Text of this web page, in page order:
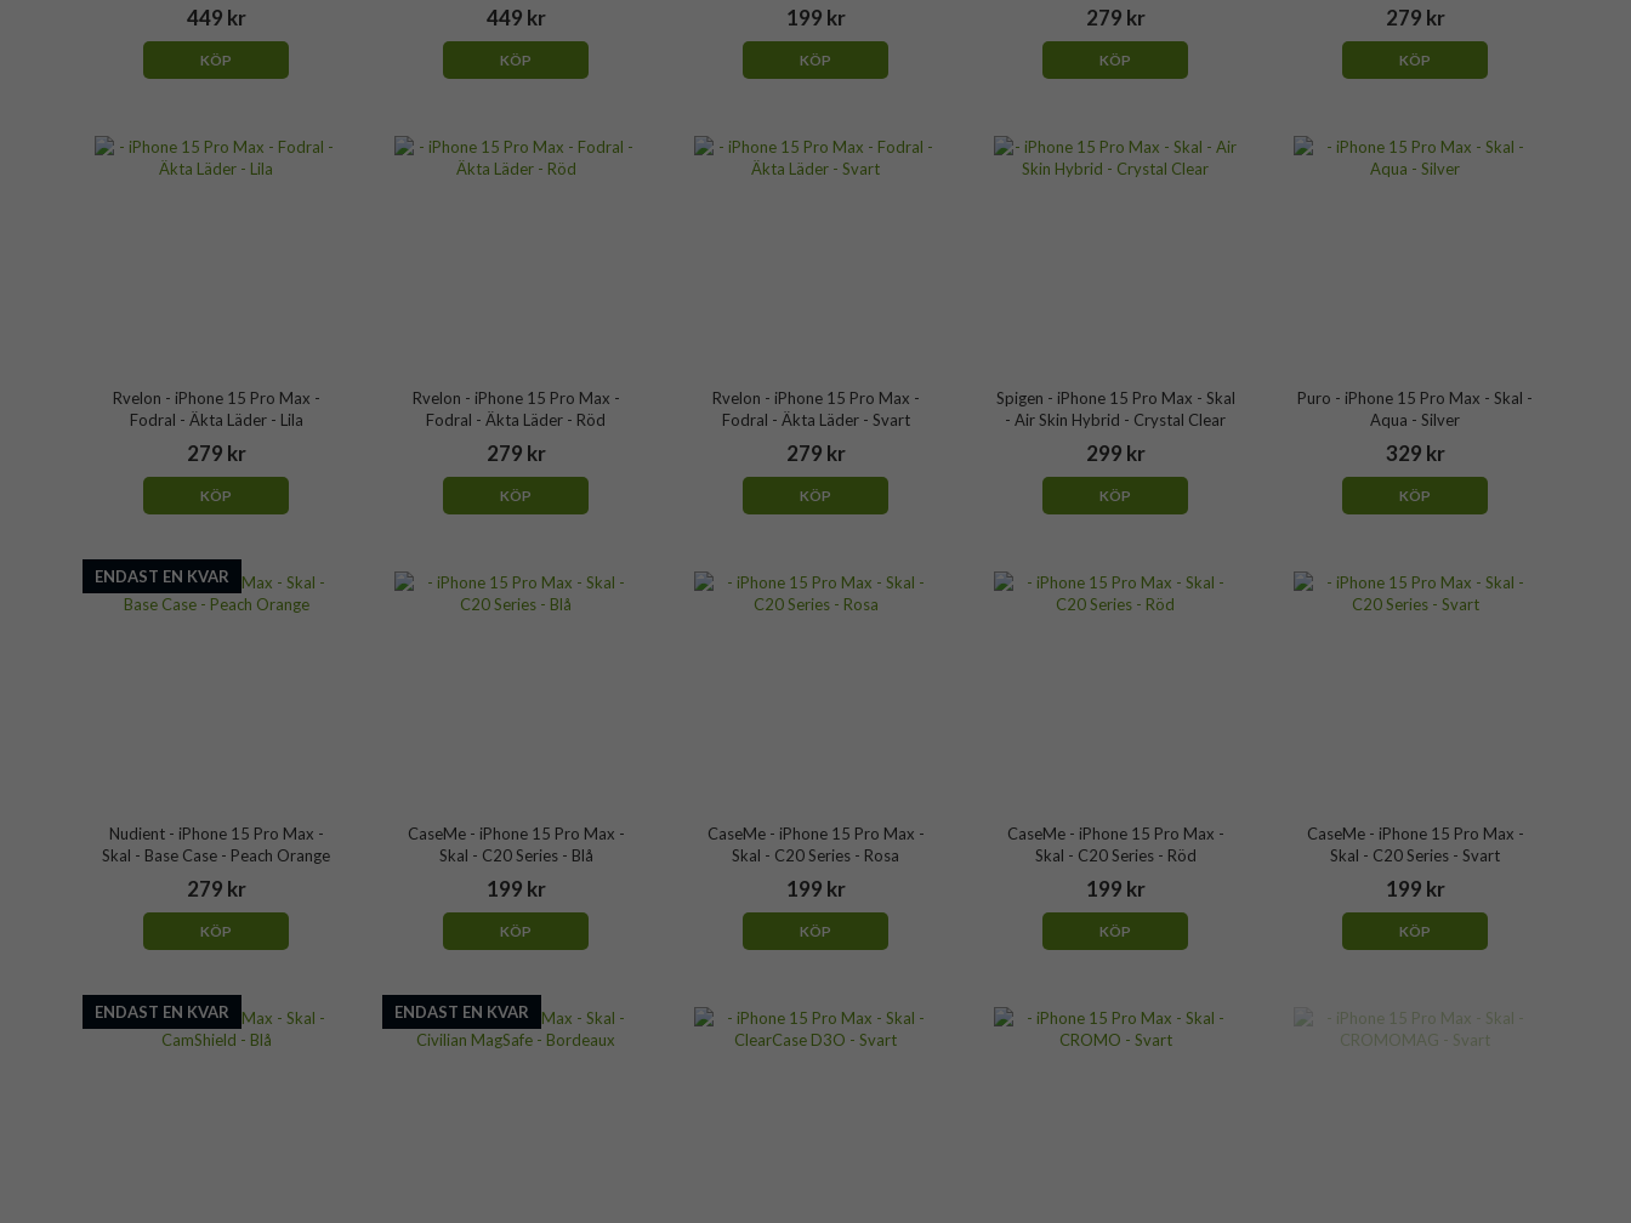
449 kr
KÖP
449 kr
KÖP
199 kr
KÖP
279 kr
KÖP
279 kr
KÖP
Rvelon - iPhone 15 Pro Max -
Fodral - Äkta Läder - Lila
279 kr
KÖP
Rvelon - iPhone 15 Pro Max -
Fodral - Äkta Läder - Röd
279 kr
KÖP
Rvelon - iPhone 15 Pro Max -
Fodral - Äkta Läder - Svart
279 kr
KÖP
Spigen - iPhone 15 Pro Max - Skal
- Air Skin Hybrid - Crystal Clear
299 kr
KÖP
Puro - iPhone 15 Pro Max - Skal -
Aqua - Silver
329 kr
KÖP
ENDAST EN KVAR
Nudient - iPhone 15 Pro Max -
Skal - Base Case - Peach Orange
279 kr
KÖP
CaseMe - iPhone 15 Pro Max -
Skal - C20 Series - Blå
199 kr
KÖP
CaseMe - iPhone 15 Pro Max -
Skal - C20 Series - Rosa
199 kr
KÖP
CaseMe - iPhone 15 Pro Max -
Skal - C20 Series - Röd
199 kr
KÖP
CaseMe - iPhone 15 Pro Max -
Skal - C20 Series - Svart
199 kr
KÖP
ENDAST EN KVAR ENDAST EN KVAR